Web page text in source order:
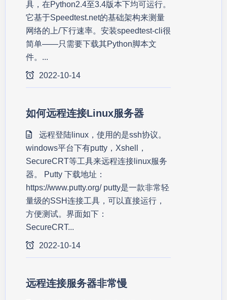
具，在Python2.4至3.4版本下均可运行。
它基于Speedtest.net的基础架构来测量
网络的上/下行速率。安装speedtest-cli很
简单——只需要下载其Python脚本文
件。...
2022-10-14
如何远程连接Linux服务器
远程登陆linux，使用的是ssh协议。
windows平台下有putty，Xshell，
SecureCRT等工具来远程连接linux服务
器。 Putty 下载地址：
https://www.putty.org/ putty是一款非常轻
量级的SSH连接工具，可以直接运行，
方便测试。界面如下：
SecureCRT...
2022-10-14
远程连接服务器非常慢